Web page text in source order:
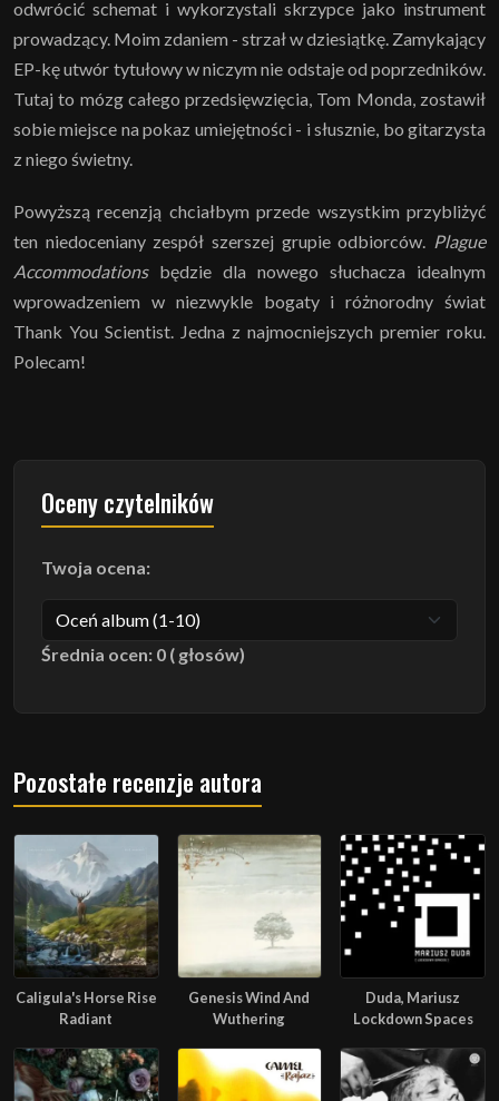
odwrócić schemat i wykorzystali skrzypce jako instrument
prowadzący. Moim zdaniem - strzał w dziesiątkę. Zamykający
EP-kę utwór tytułowy w niczym nie odstaje od poprzedników.
Tutaj to mózg całego przedsięwzięcia, Tom Monda, zostawił
sobie miejsce na pokaz umiejętności - i słusznie, bo gitarzysta
z niego świetny.
Powyższą recenzją chciałbym przede wszystkim przybliżyć
ten niedoceniany zespół szerszej grupie odbiorców.
Plague
Accommodationsbędzie dla nowego słuchacza idealnym
wprowadzeniem w niezwykle bogaty i różnorodny świat
Thank You Scientist. Jedna z najmocniejszych premier roku.
Polecam!
Oceny czytelników
Twoja ocena:
Średnia ocen: 0 ( głosów)
Pozostałe recenzje autora
Caligula's Horse Rise
Radiant
Genesis Wind And
Wuthering
Duda, Mariusz
Lockdown Spaces